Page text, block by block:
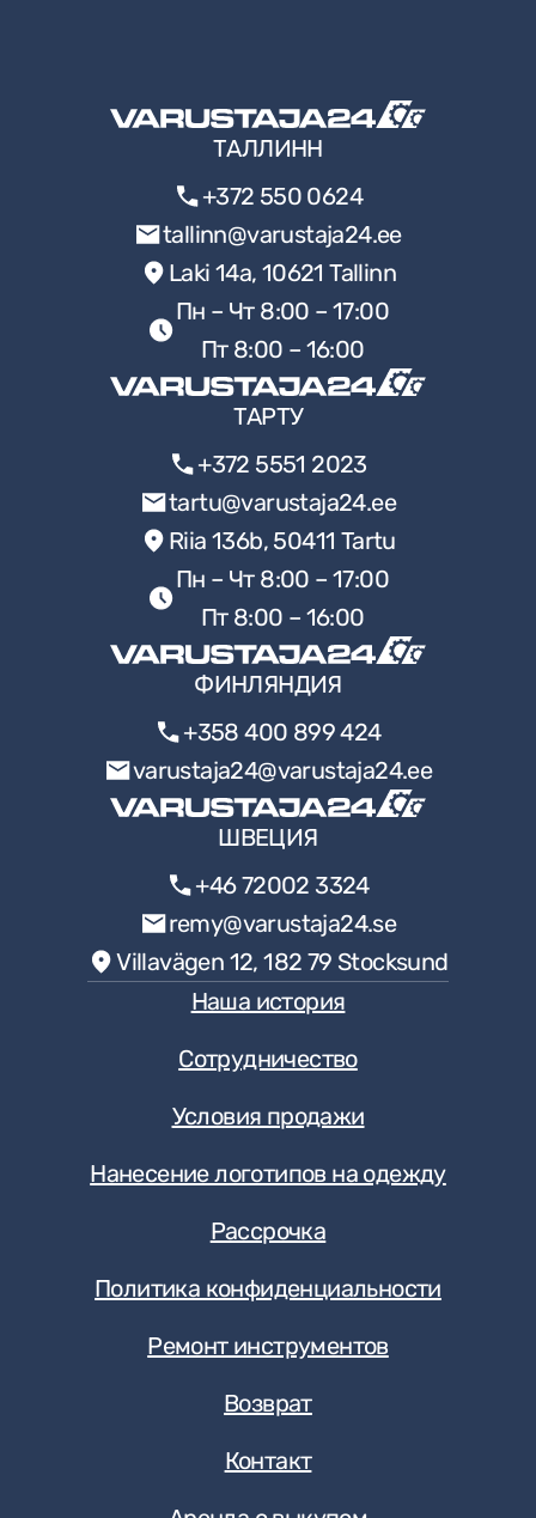
ТАЛЛИНН
+372 550 0624
tallinn@varustaja24.ee
Laki 14a, 10621 Tallinn
Пн – Чт 8:00 – 17:00
Пт 8:00 – 16:00
ТАРТУ
+372 5551 2023
tartu@varustaja24.ee
Riia 136b, 50411 Tartu
Пн – Чт 8:00 – 17:00
Пт 8:00 – 16:00
ФИНЛЯНДИЯ
+358 400 899 424
varustaja24@varustaja24.ee
ШВЕЦИЯ
+46 72002 3324
remy@varustaja24.se
Villavägen 12, 182 79 Stocksund
Наша история
Сотрудничество
Условия продажи
Нанесение логотипов на одежду
Рассрочка
Политика конфиденциальности
Ремонт инструментов
Возврат
Контакт